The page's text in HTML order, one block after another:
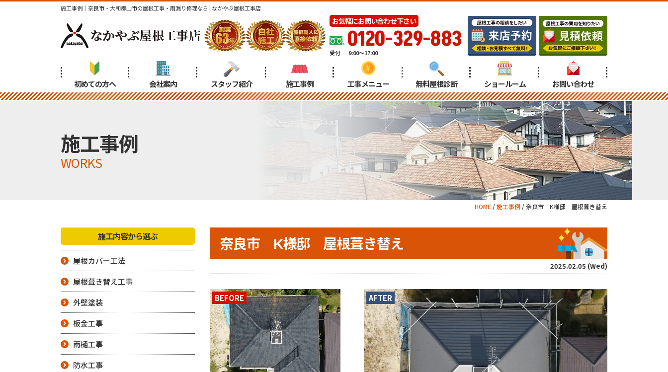
施工事例｜奈良市・大和郡山市の屋根工事・雨漏り修理なら | なかやぶ屋根工事店
お気軽にお問い合わせ下さい
0120-329-883
受付 9:00～17:00
初めての方へ 会社案内 スタッフ紹介 施工事例 工事メニュー 無料屋根診断 ショールーム お問い合わせ
施工事例
WORKS
HOME /施工事例 /奈良市 K様邸 屋根葺き替え
奈良市 K様邸 屋根葺き替え
2025.02.05 (Wed)
BEFORE AFTER
施工内容から選ぶ
屋根カバー工法
屋根葺き替え工事
外壁塗装
板金工事
雨樋工事
防水工事